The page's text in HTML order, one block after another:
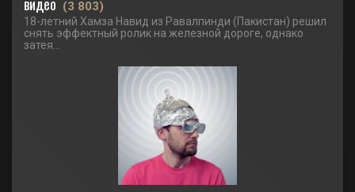
(3 803)
18-летний Хамза Навид из Равалпинди (Пакистан) решил
снять эффектный ролик на железной дороге, однако
затея...